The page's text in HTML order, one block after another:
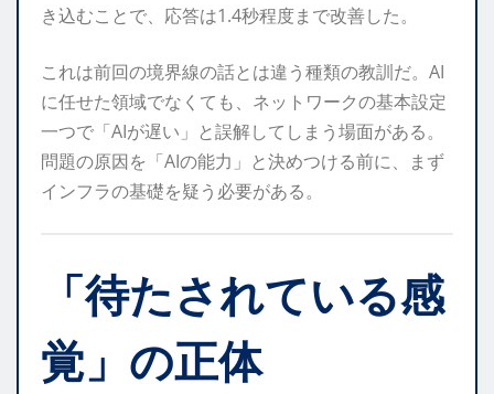
き込むことで、応答は1.4秒程度まで改善した。
これは前回の境界線の話とは違う種類の教訓だ。AI
に任せた領域でなくても、ネットワークの基本設定
一つで「AIが遅い」と誤解してしまう場面がある。
問題の原因を「AIの能力」と決めつける前に、まず
インフラの基礎を疑う必要がある。
「待たされている感
覚」の正体